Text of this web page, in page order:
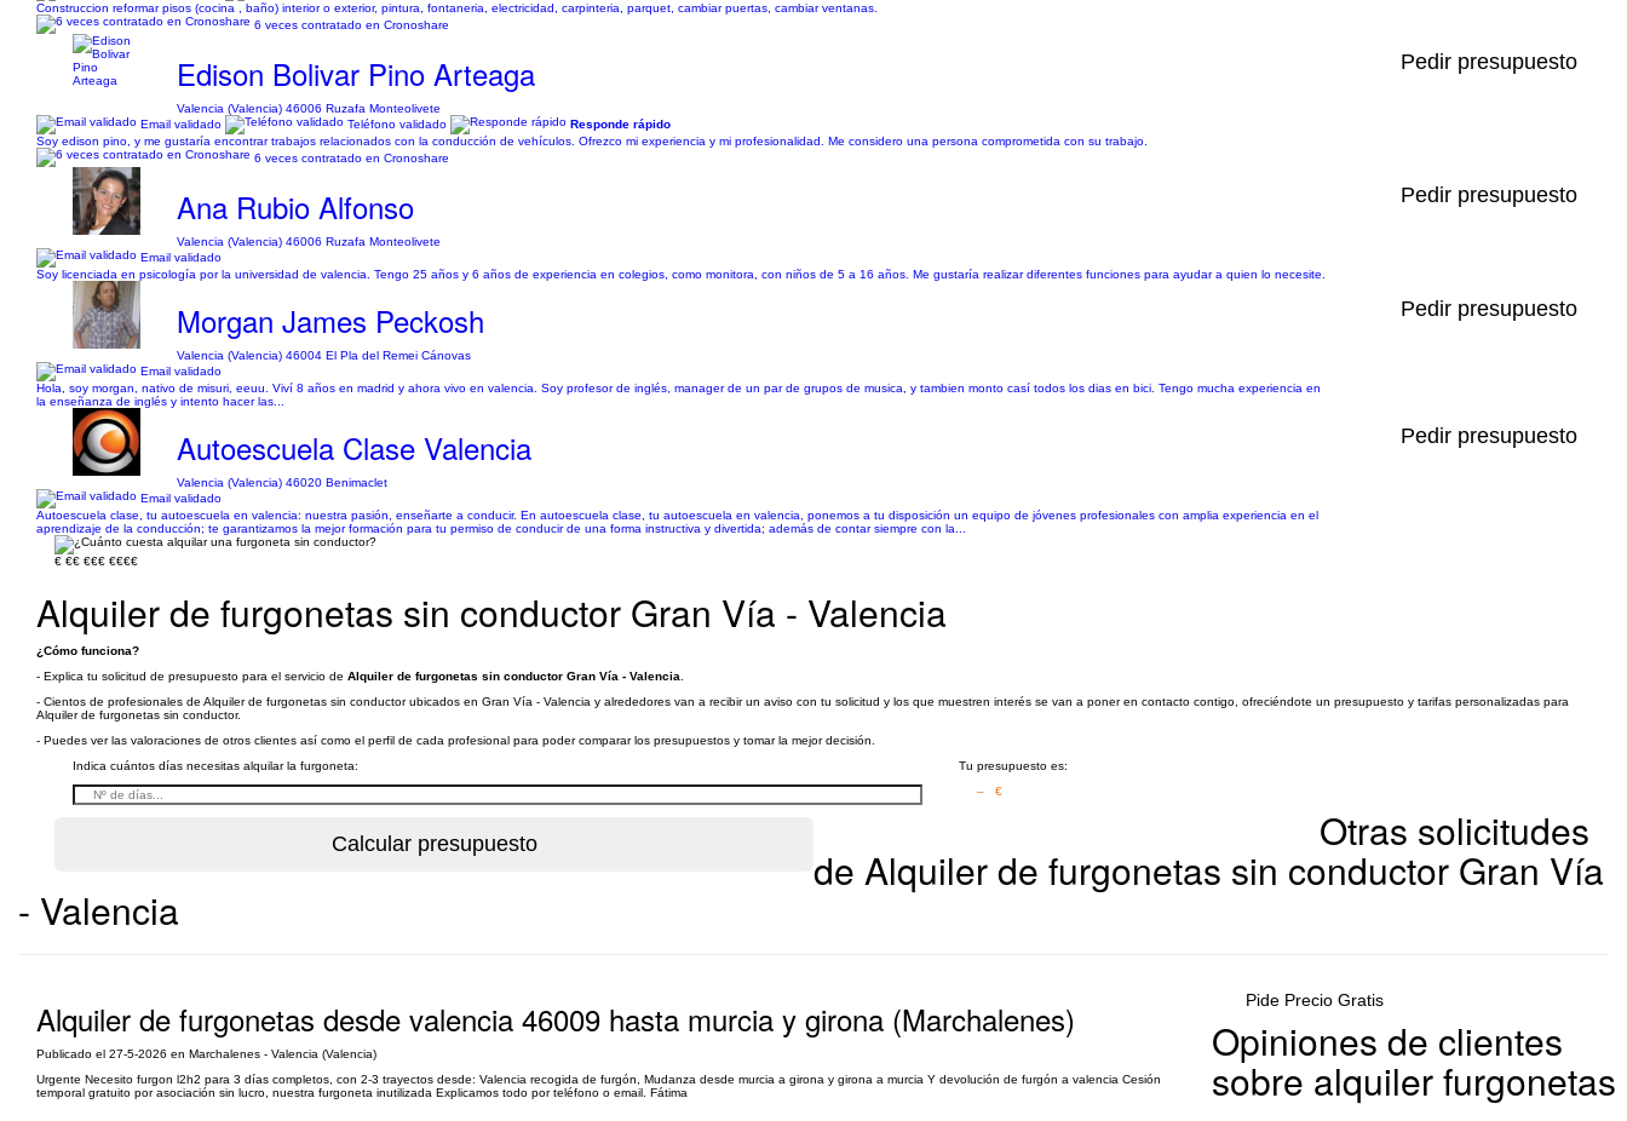
Construccion reformar pisos (cocina , baño) interior o exterior, pintura, fontaneria, electricidad, carpinteria, parquet, cambiar puertas, cambiar ventanas.
6 veces contratado en Cronoshare
Edison Bolivar Pino Arteaga
Valencia (Valencia) 46006 Ruzafa Monteolivete
Email validado
Teléfono validado
Responde rápido
Soy edison pino, y me gustaría encontrar trabajos relacionados con la conducción de vehículos. Ofrezco mi experiencia y mi profesionalidad. Me considero una persona comprometida con su trabajo.
6 veces contratado en Cronoshare
Pedir presupuesto
Ana Rubio Alfonso
Valencia (Valencia) 46006 Ruzafa Monteolivete
Email validado
Soy licenciada en psicología por la universidad de valencia. Tengo 25 años y 6 años de experiencia en colegios, como monitora, con niños de 5 a 16 años. Me gustaría realizar diferentes funciones para ayudar a quien lo necesite.
Pedir presupuesto
Morgan James Peckosh
Valencia (Valencia) 46004 El Pla del Remei Cánovas
Email validado
Hola, soy morgan, nativo de misuri, eeuu. Viví 8 años en madrid y ahora vivo en valencia. Soy profesor de inglés, manager de un par de grupos de musica, y tambien monto casí todos los dias en bici. Tengo mucha experiencia en
la enseñanza de inglés y intento hacer las...
Pedir presupuesto
Autoescuela Clase Valencia
Valencia (Valencia) 46020 Benimaclet
Email validado
Autoescuela clase, tu autoescuela en valencia: nuestra pasión, enseñarte a conducir. En autoescuela clase, tu autoescuela en valencia, ponemos a tu disposición un equipo de jóvenes profesionales con amplia experiencia en el
aprendizaje de la conducción; te garantizamos la mejor formación para tu permiso de conducir de una forma instructiva y divertida; además de contar siempre con la...
Pedir presupuesto
€ €€ €€€ €€€€
Alquiler de furgonetas sin conductor Gran Vía - Valencia
¿Cómo funciona?
- Explica tu solicitud de presupuesto para el servicio de Alquiler de furgonetas sin conductor Gran Vía - Valencia
- Cientos de profesionales de Alquiler de furgonetas sin conductor ubicados en Gran Vía - Valencia y alrededores van a recibir un aviso con tu solicitud y los que muestren interés se van a poner en contacto contigo, ofreciéndote un presupuesto y tarifas personalizadas para
Alquiler de furgonetas sin conductor.
- Puedes ver las valoraciones de otros clientes así como el perfil de cada profesional para poder comparar los presupuestos y tomar la mejor decisión.
Indica cuántos días necesitas alquilar la furgoneta:
Tu presupuesto es:
– €
Otras solicitudes
de Alquiler de furgonetas sin conductor Gran Vía
- Valencia
Alquiler de furgonetas desde valencia 46009 hasta murcia y girona (Marchalenes)
Publicado el 27-5-2026 en Marchalenes - Valencia (Valencia)
Urgente Necesito furgon l2h2 para 3 días completos, con 2-3 trayectos desde: Valencia recogida de furgón, Mudanza desde murcia a girona y girona a murcia Y devolución de furgón a valencia Cesión
temporal gratuito por asociación sin lucro, nuestra furgoneta inutilizada Explicamos todo por teléfono o email. Fátima
Pide Precio Gratis
Opiniones de clientes
sobre alquiler furgonetas